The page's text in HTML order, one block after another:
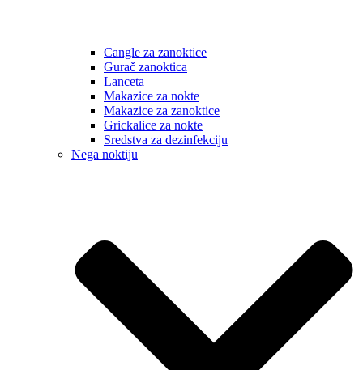
Cangle za zanoktice
Gurač zanoktica
Lanceta
Makazice za nokte
Makazice za zanoktice
Grickalice za nokte
Sredstva za dezinfekciju
Nega noktiju